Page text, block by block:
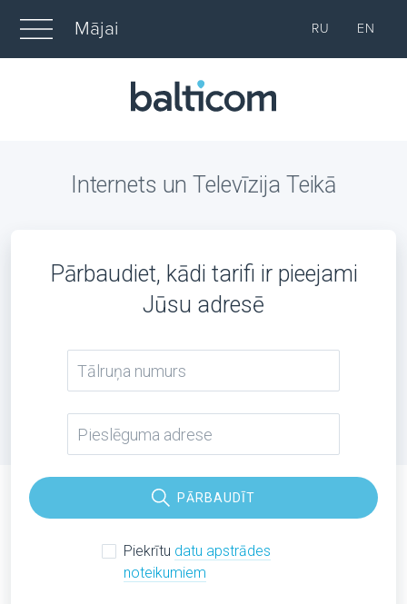
Mājai RU EN
Internets un Televīzija Teikā
Pārbaudiet, kādi tarifi ir pieejami
Jūsu adresē
PĀRBAUDĪT
Piekrītu datu apstrādes
noteikumiem